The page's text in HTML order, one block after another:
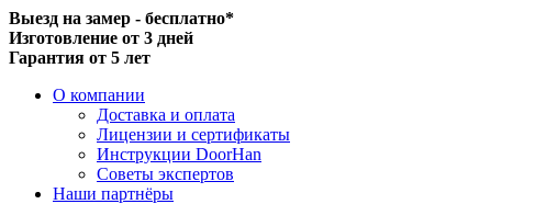
Выезд на замер - бесплатно*
Изготовление от 3 дней
Гарантия от 5 лет
О компании
Доставка и оплата
Лицензии и сертификаты
Инструкции DoorHan
Советы экспертов
Наши партнёры